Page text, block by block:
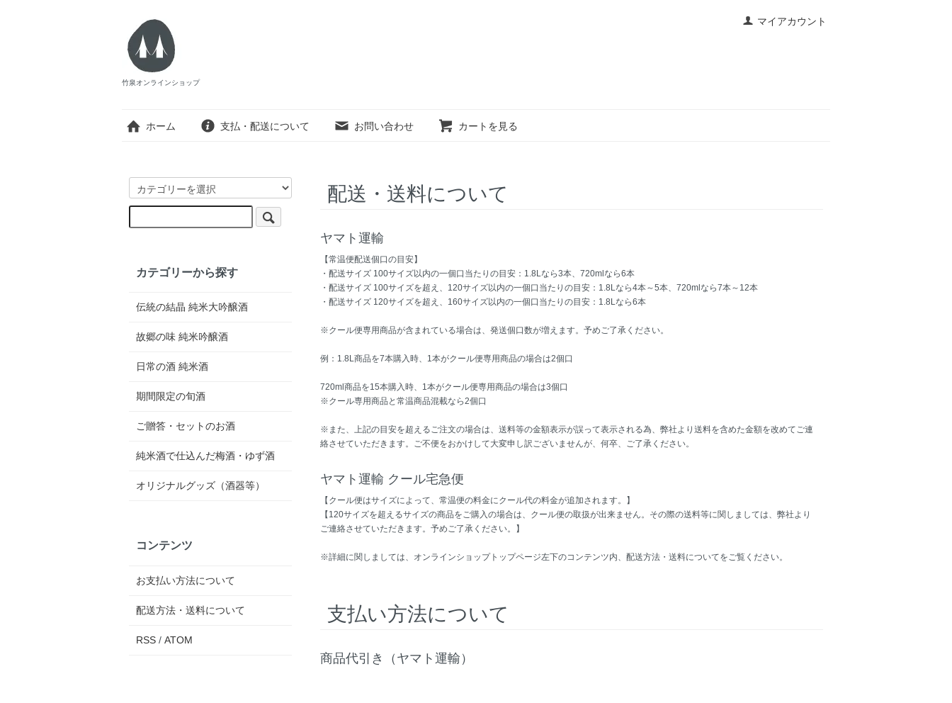
マイアカウント
竹泉オンラインショップ
ホーム 支払・配送について お問い合わせ カートを見る
配送・送料について
ヤマト運輸
【常温便配送個口の目安】
・配送サイズ 100サイズ以内の一個口当たりの目安：1.8Lなら3本、720mlなら6本
・配送サイズ 100サイズを超え、120サイズ以内の一個口当たりの目安：1.8Lなら4本～5本、720mlなら7本～12本
・配送サイズ 120サイズを超え、160サイズ以内の一個口当たりの目安：1.8Lなら6本
※クール便専用商品が含まれている場合は、発送個口数が増えます。予めご了承ください。
例：1.8L商品を7本購入時、1本がクール便専用商品の場合は2個口
720ml商品を15本購入時、1本がクール便専用商品の場合は3個口
※クール専用商品と常温商品混載なら2個口
※また、上記の目安を超えるご注文の場合は、送料等の金額表示が誤って表示される為、弊社より送料を含めた金額を改めてご連
絡させていただきます。ご不便をおかけして大変申し訳ございませんが、何卒、ご了承ください。
ヤマト運輸 クール宅急便
【クール便はサイズによって、常温便の料金にクール代の料金が追加されます。】
【120サイズを超えるサイズの商品をご購入の場合は、クール便の取扱が出来ません。その際の送料等に関しましては、弊社より
ご連絡させていただきます。予めご了承ください。】
※詳細に関しましては、オンラインショップトップページ左下のコンテンツ内、配送方法・送料についてをご覧ください。
支払い方法について
商品代引き（ヤマト運輸）
カテゴリーから探す
伝統の結晶 純米大吟醸酒
故郷の味 純米吟醸酒
日常の酒 純米酒
期間限定の旬酒
ご贈答・セットのお酒
純米酒で仕込んだ梅酒・ゆず酒
オリジナルグッズ（酒器等）
コンテンツ
お支払い方法について
配送方法・送料について
RSS / ATOM